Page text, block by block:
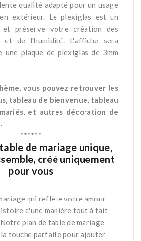
qualité adapté pour un usage
extérieur. Le plexiglas est un
et préserve votre création des
et de l'humidité. L'affiche sera
une plaque de plexiglas de 3mm
vous pouvez retrouver les
tableau de bienvenue, tableau
et autres décoration de
******
de mariage unique,
créé uniquement
pour vous
qui reflète votre amour
d'une manière tout à fait
plan de table de mariage
touche parfaite pour ajouter